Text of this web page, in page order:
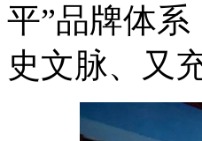
平”品牌体
史文脉、又